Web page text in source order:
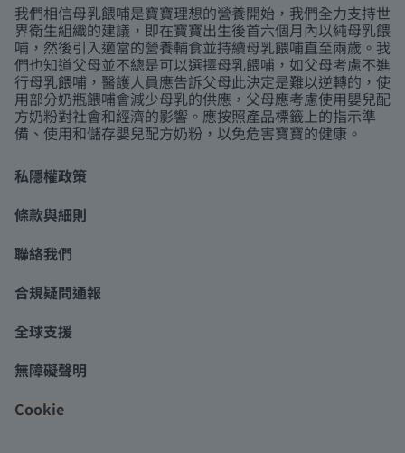
我們相信母乳餵哺是寶寶理想的營養開始，我們全力支持世
界衛生組織的建議，即在寶寶出生後首六個月內以純母乳餵
哺，然後引入適當的營養輔食並持續母乳餵哺直至兩歲。我
們也知道父母並不總是可以選擇母乳餵哺，如父母考慮不進
行母乳餵哺，醫護人員應告訴父母此決定是難以逆轉的，使
用部分奶瓶餵哺會減少母乳的供應，父母應考慮使用嬰兒配
方奶粉對社會和經濟的影響。應按照產品標籤上的指示準
備、使用和儲存嬰兒配方奶粉，以免危害寶寶的健康。
私隱權政策
條款與細則
聯絡我們
合規疑問通報
全球支援
無障礙聲明
Cookie